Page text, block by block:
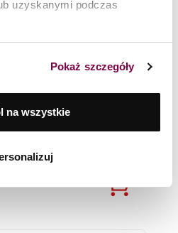
uzyskanymi podczas
Pokaż szczegóły
na wszystkie